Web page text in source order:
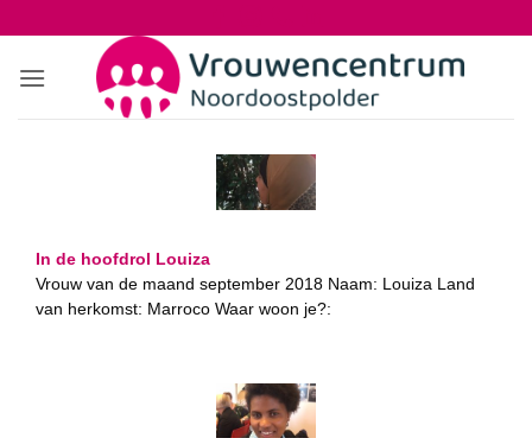
inhoud
In de hoofdrol Louiza
Vrouw van de maand september 2018 Naam: Louiza Land
van herkomst: Marroco Waar woon je?: